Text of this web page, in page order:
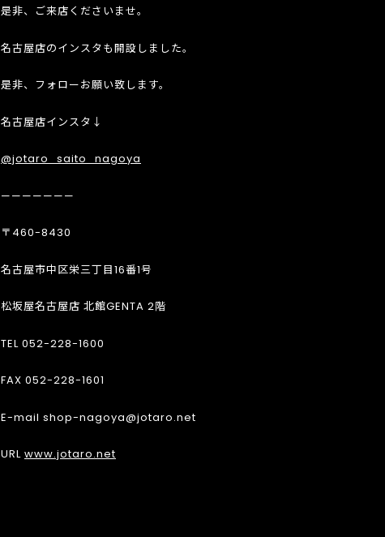
是非、ご来店くださいませ。
名古屋店のインスタも開設しました。
是非、フォローお願い致します。
名古屋店インスタ↓
@jotaro_saito_nagoya
———————
〒460-8430
名古屋市中区栄三丁目16番1号
松坂屋名古屋店 北館GENTA 2階
TEL 052-228-1600
FAX 052-228-1601
E-mail shop-nagoya@jotaro.net
URL www.jotaro.net